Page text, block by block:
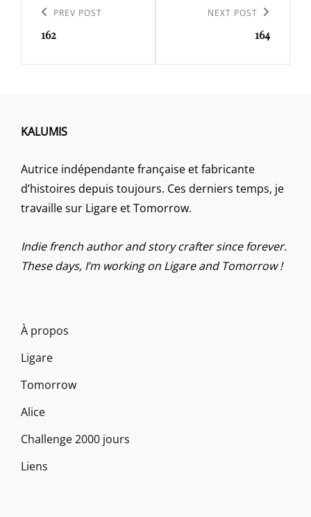
l’article
Previous
Post
PREV POST
162
NEXT POST
164
KALUMIS
Autrice indépendante française et fabricante
d’histoires depuis toujours. Ces derniers temps, je
travaille sur Ligare et Tomorrow.
Indie french author and story crafter since forever.
These days, I’m working on Ligare and Tomorrow !
À propos
Ligare
Tomorrow
Alice
Challenge 2000 jours
Liens